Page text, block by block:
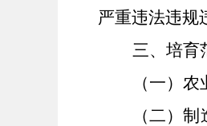
严重违法违规
三、培育
（一）
（二）